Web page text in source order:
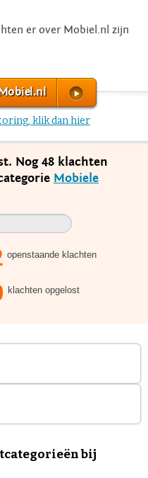
er over Mobiel.nl zijn
klik dan hier
Nog 48 klachten
Mobiele
openstaande klachten
klachten opgelost
bij